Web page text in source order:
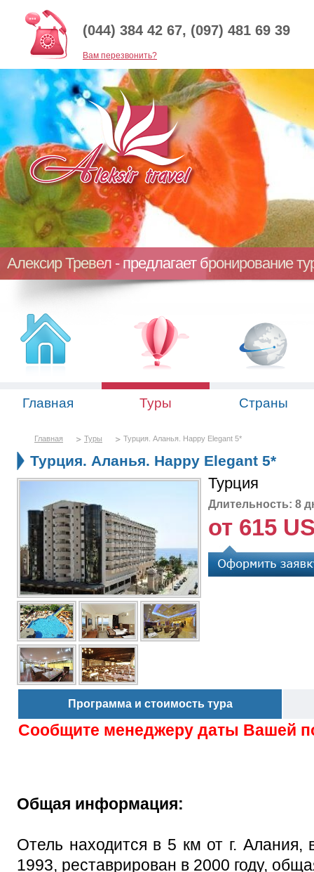
(044) 384 42 67, (097) 481 69 39
Baм перезвонить?
Алексир Тревел - предлагает бронирование
Главная Туры Страны
Главная Туры Турция. Аланья. Happy Elegant 5*
Турция. Аланья. Happy Elegant 5*
Турция
Длительность: 8
от 615
Программа и стоимость тура
Сообщите менеджеру даты Вашей
Общая информация:
Отель находится в 5 км от г.
1993, реставрирован в 2000 году,